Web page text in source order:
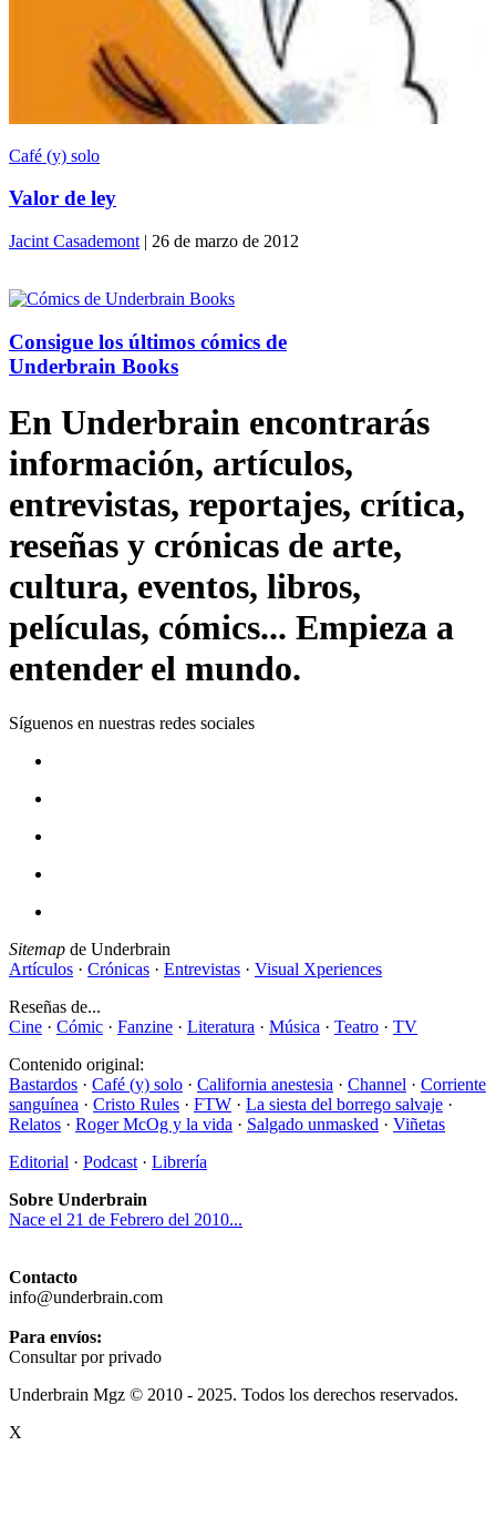
Café (y) solo
Valor de ley
Jacint Casademont | 26 de marzo de 2012
Consigue los últimos cómics de
Underbrain Books
En Underbrain encontrarás
información, artículos,
entrevistas, reportajes, crítica,
reseñas y crónicas de arte,
cultura, eventos, libros,
películas, cómics... Empieza a
entender el mundo.
Síguenos en nuestras redes sociales
Sitemap de Underbrain
Artículos · Crónicas · Entrevistas · Visual Xperiences
Reseñas de...
Cine · Cómic · Fanzine · Literatura · Música · Teatro · TV
Contenido original:
Bastardos · Café (y) solo · California anestesia · Channel · Corriente
sanguínea · Cristo Rules · FTW · La siesta del borrego salvaje ·
Relatos · Roger McOg y la vida · Salgado unmasked · Viñetas
Editorial · Podcast · Librería
Sobre Underbrain
Nace el 21 de Febrero del 2010...
Contacto
info@underbrain.com
Para envíos:
Consultar por privado
Underbrain Mgz © 2010 - 2025. Todos los derechos reservados.
X